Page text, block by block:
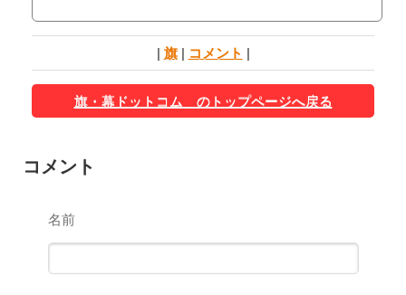
| 旗 | コメント |
旗・幕ドットコム のトップページへ戻る
コメント
名前